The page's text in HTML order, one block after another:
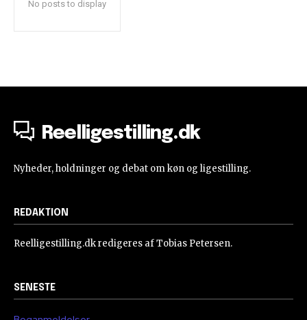
No posts to display
Reelligestilling.dk
Nyheder, holdninger og debat om køn og ligestilling.
REDAKTION
Reelligestilling.dk redigeres af Tobias Petersen.
SENESTE